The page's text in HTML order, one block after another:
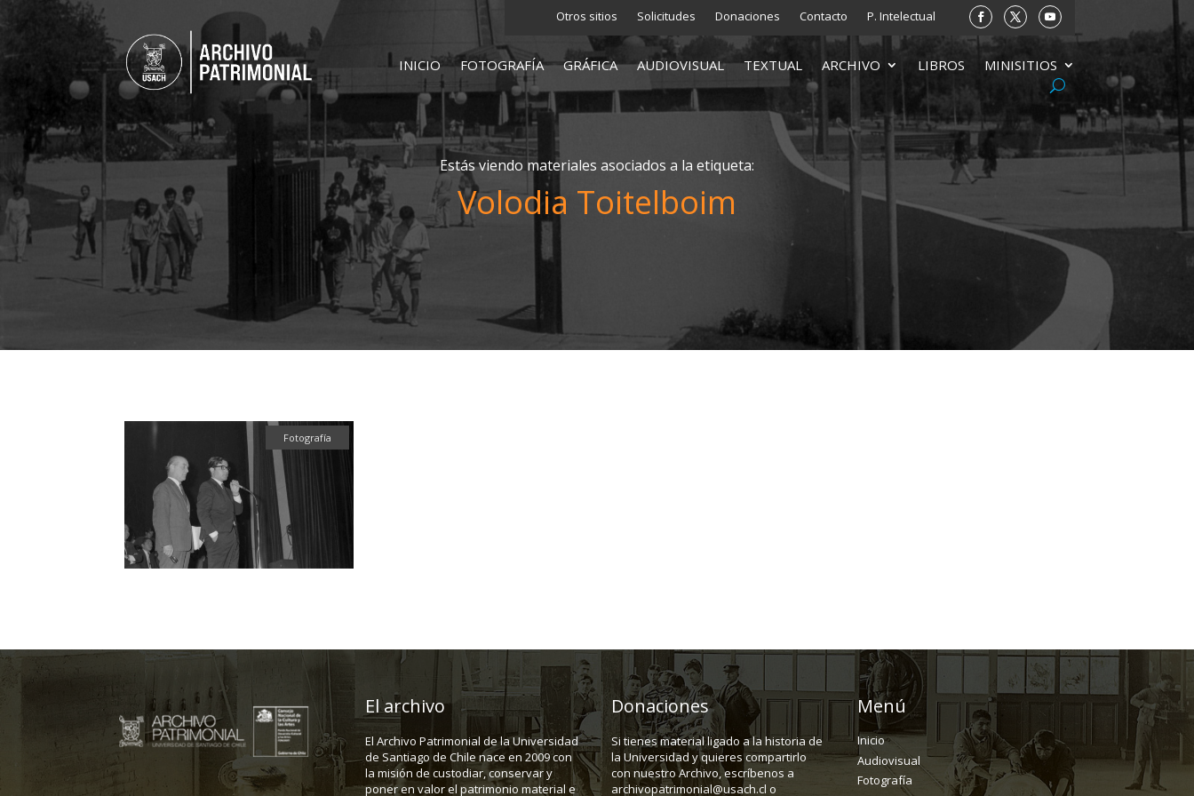
Otros sitios Solicitudes Donaciones Contacto P. Intelectual
INICIO FOTOGRAFÍA GRÁFICA AUDIOVISUAL TEXTUAL ARCHIVO LIBROS MINISITIOS
Estás viendo materiales asociados a la etiqueta:
Volodia Toitelboim
Fotografía
El archivo
El Archivo Patrimonial de la Universidad
de Santiago de Chile nace en 2009 con
la misión de custodiar, conservar y
poner en valor el patrimonio material e
Donaciones
Si tienes material ligado a la historia de
la Universidad y quieres compartirlo
con nuestro Archivo, escríbenos a
archivopatrimonial@usach.cl o
Menú
Inicio
Audiovisual
Fotografía